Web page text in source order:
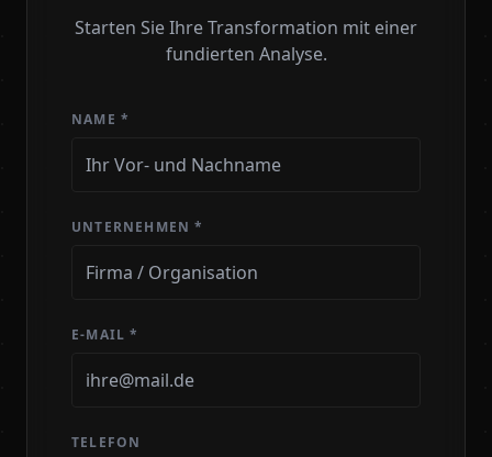
Starten Sie Ihre Transformation mit einer
fundierten Analyse.
NAME *
UNTERNEHMEN *
E-MAIL *
TELEFON